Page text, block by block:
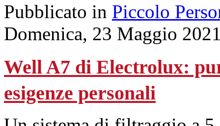
Pubblicato in Piccolo
Domenica, 23 Maggio
Well A7 di Electrolux:
esigenze personali